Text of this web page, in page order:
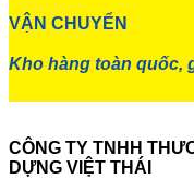
VẬN CHUYỂN
Kho hàng toàn quốc,
CÔNG TY TNHH
DỰNG VIỆT THÁI